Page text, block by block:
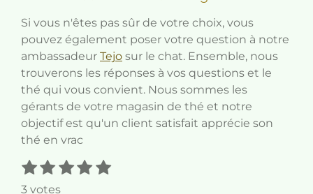
Si vous n'êtes pas sûr de votre choix, vous
pouvez également poser votre question à notre
ambassadeur Tejo sur le chat. Ensemble, nous
trouverons les réponses à vos questions et le
thé qui vous convient. Nous sommes les
gérants de votre magasin de thé et notre
objectif est qu'un client satisfait apprécie son
thé en vrac
É
v
1
é
2
é
3
é
4 5 E
3 votes